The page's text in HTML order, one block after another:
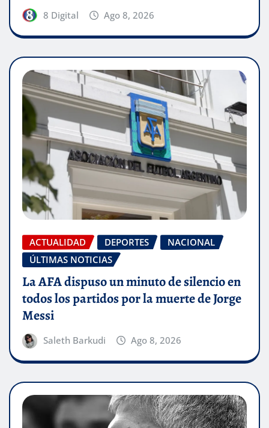
8 Digital Ago 8, 2026
ACTUALIDAD DEPORTES
NACIONAL
ÚLTIMAS NOTICIAS
La AFA dispuso un minuto de silencio en
todos los partidos por la muerte de Jorge
Messi
Saleth Barkudi Ago 8, 2026